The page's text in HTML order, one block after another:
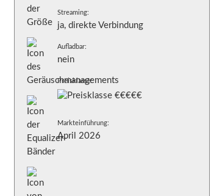
Streaming:
ja, direkte Verbindung
Aufladbar:
nein
Preisklasse:
Markteinführung:
April 2026